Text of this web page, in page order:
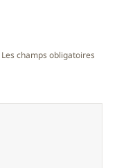
Les champs obligatoires